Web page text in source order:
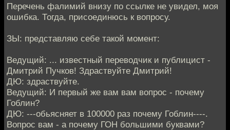
Перечень фалимий внизу по ссылке не увидел, моя
ошибка. Тогда, присоединюсь к вопросу.
ЗЫ: представляю себе такой момент:
Ведущий: ... известный переводчик и публицист -
Дмитрий Пучков! Здраствуйте Дмитрий!
ДЮ: здраствуйте.
Ведущий: И первый же вам вам вопрос - почему
Гоблин?
ДЮ: ---обьясняет в 100000 раз почему Гоблин----.
Вопрос вам - а почему ГОН большими буквами?